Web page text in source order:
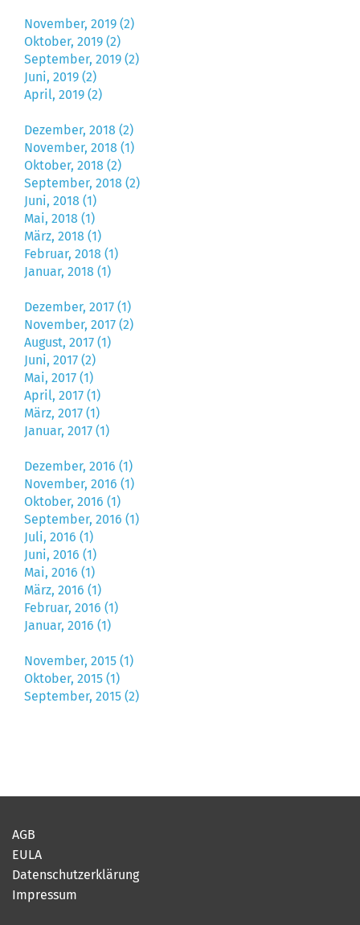
November, 2019 (2)
Oktober, 2019 (2)
September, 2019 (2)
Juni, 2019 (2)
April, 2019 (2)
Dezember, 2018 (2)
November, 2018 (1)
Oktober, 2018 (2)
September, 2018 (2)
Juni, 2018 (1)
Mai, 2018 (1)
März, 2018 (1)
Februar, 2018 (1)
Januar, 2018 (1)
Dezember, 2017 (1)
November, 2017 (2)
August, 2017 (1)
Juni, 2017 (2)
Mai, 2017 (1)
April, 2017 (1)
März, 2017 (1)
Januar, 2017 (1)
Dezember, 2016 (1)
November, 2016 (1)
Oktober, 2016 (1)
September, 2016 (1)
Juli, 2016 (1)
Juni, 2016 (1)
Mai, 2016 (1)
März, 2016 (1)
Februar, 2016 (1)
Januar, 2016 (1)
November, 2015 (1)
Oktober, 2015 (1)
September, 2015 (2)
AGB
EULA
Datenschutzerklärung
Impressum